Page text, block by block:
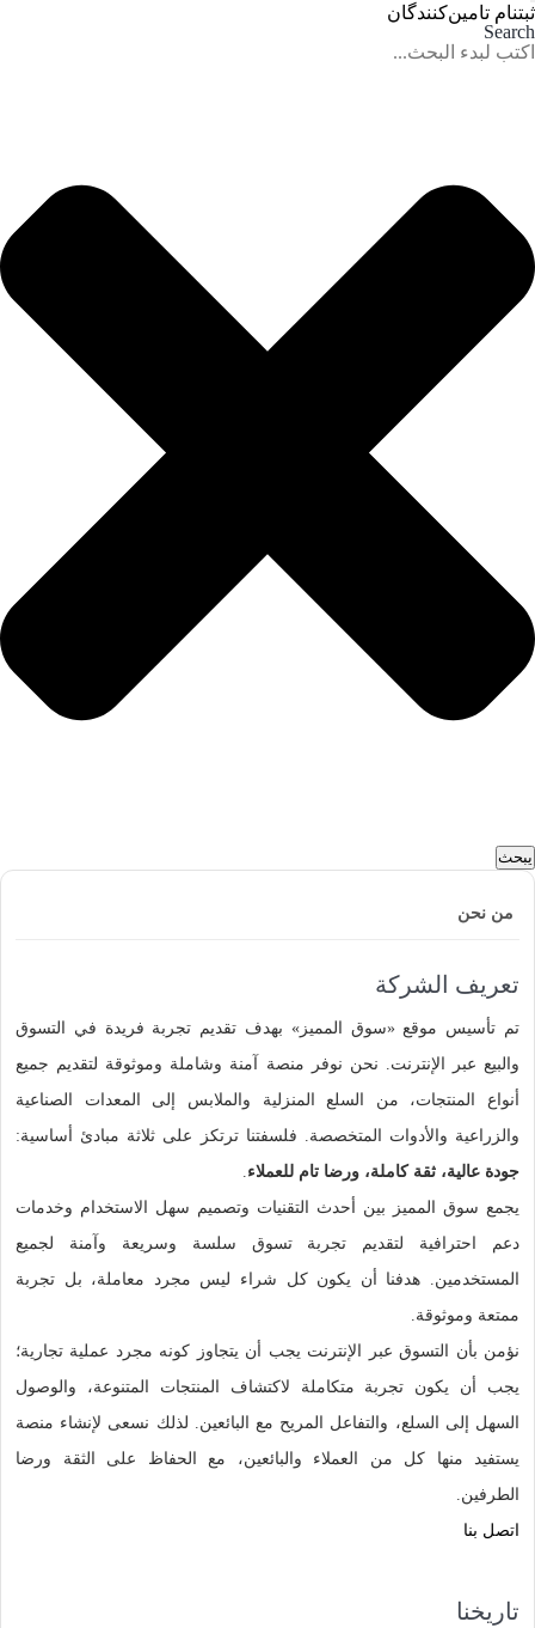
ثبتنام تامین‌کنندگان
Search
يبحث
من نحن
تعريف الشركة
تم تأسيس موقع «سوق المميز» بهدف تقديم تجربة فريدة في التسوق
والبيع عبر الإنترنت. نحن نوفر منصة آمنة وشاملة وموثوقة لتقديم جميع
أنواع المنتجات، من السلع المنزلية والملابس إلى المعدات الصناعية
والزراعية والأدوات المتخصصة. فلسفتنا ترتكز على ثلاثة مبادئ أساسية:
جودة عالية، ثقة كاملة، ورضا تام للعملاء.
يجمع سوق المميز بين أحدث التقنيات وتصميم سهل الاستخدام وخدمات
دعم احترافية لتقديم تجربة تسوق سلسة وسريعة وآمنة لجميع
المستخدمين. هدفنا أن يكون كل شراء ليس مجرد معاملة، بل تجربة
ممتعة وموثوقة.
نؤمن بأن التسوق عبر الإنترنت يجب أن يتجاوز كونه مجرد عملية تجارية؛
يجب أن يكون تجربة متكاملة لاكتشاف المنتجات المتنوعة، والوصول
السهل إلى السلع، والتفاعل المريح مع البائعين. لذلك نسعى لإنشاء منصة
يستفيد منها كل من العملاء والبائعين، مع الحفاظ على الثقة ورضا
الطرفين.
اتصل بنا
تاريخنا